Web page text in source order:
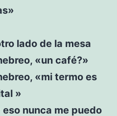
lado de la mesa
«un café?»
«mi termo es
»
nunca me puedo